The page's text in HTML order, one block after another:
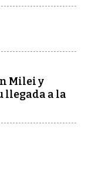
Milei y
llegada a la